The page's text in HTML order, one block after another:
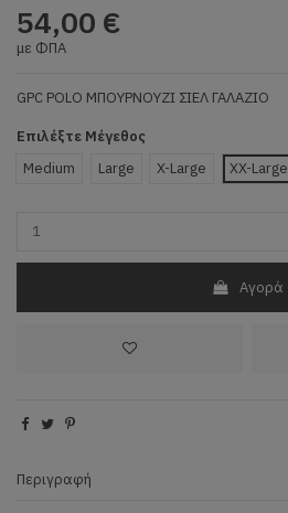
54,00 €
με ΦΠΑ
GPC POLO ΜΠΟΥΡΝΟΥΖΙ ΣΙΕΛ ΓΑΛΑΖΙΟ
Επιλέξτε Μέγεθος
Μedium
Large X-Large XX-Large
Αγορά
Περιγραφή